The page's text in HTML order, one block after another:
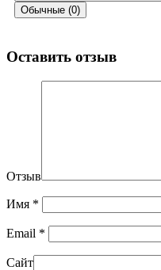
Обычные (0)
Оставить отзыв
Отзыв
Имя *
Email *
Сайт